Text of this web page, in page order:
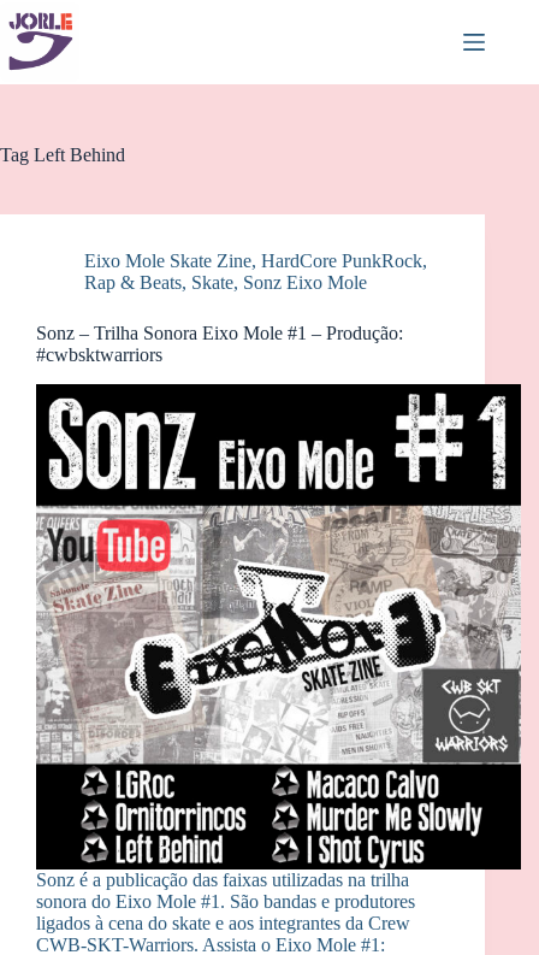
Pular
para
conteúdo
Tag Left Behind
Eixo Mole Skate Zine, HardCore PunkRock,
Rap & Beats, Skate, Sonz Eixo Mole
Sonz – Trilha Sonora Eixo Mole #1 – Produção:
#cwbsktwarriors
Sonz é a publicação das faixas utilizadas na trilha
sonora do Eixo Mole #1. São bandas e produtores
ligados à cena do skate e aos integrantes da Crew
CWB-SKT-Warriors. Assista o Eixo Mole #1: